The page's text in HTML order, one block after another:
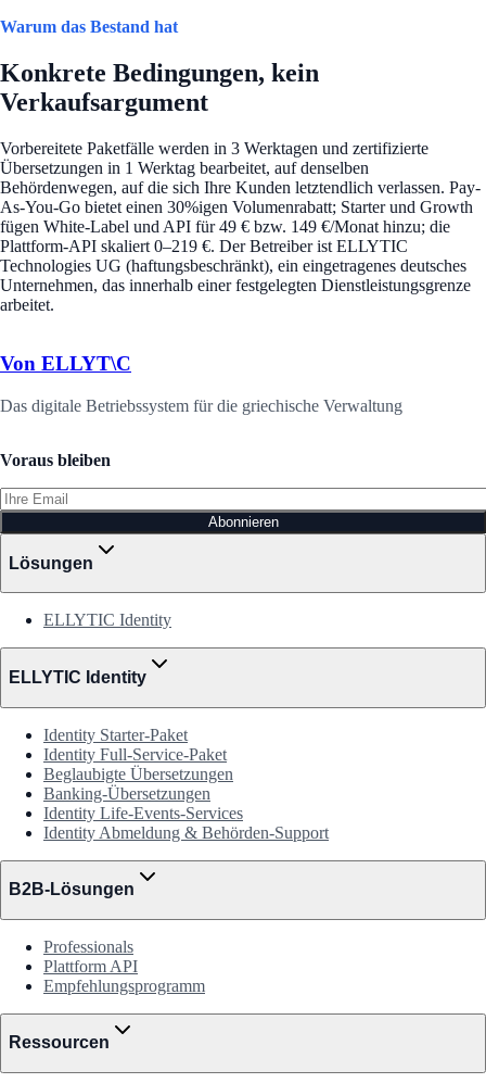
Warum das Bestand hat
Konkrete Bedingungen, kein
Verkaufsargument
Vorbereitete Paketfälle werden in 3 Werktagen und zertifizierte
Übersetzungen in 1 Werktag bearbeitet, auf denselben
Behördenwegen, auf die sich Ihre Kunden letztendlich verlassen. Pay-
As-You-Go bietet einen 30%igen Volumenrabatt; Starter und Growth
fügen White-Label und API für 49 € bzw. 149 €/Monat hinzu; die
Plattform-API skaliert 0–219 €. Der Betreiber ist ELLYTIC
Technologies UG (haftungsbeschränkt), ein eingetragenes deutsches
Unternehmen, das innerhalb einer festgelegten Dienstleistungsgrenze
arbeitet.
Von ELLYT\C
Das digitale Betriebssystem für die griechische Verwaltung
Voraus bleiben
Abonnieren
Lösungen
ELLYTIC Identity
ELLYTIC Identity
Identity Starter-Paket
Identity Full-Service-Paket
Beglaubigte Übersetzungen
Banking-Übersetzungen
Identity Life-Events-Services
Identity Abmeldung & Behörden-Support
B2B-Lösungen
Professionals
Plattform API
Empfehlungsprogramm
Ressourcen